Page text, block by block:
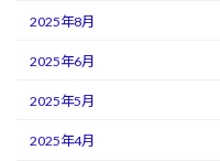
2025年8月
2025年6月
2025年5月
2025年4月